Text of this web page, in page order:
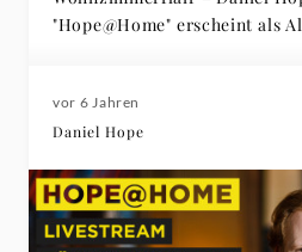
"Hope@Home" erscheint als
vor 6 Jahren
Daniel Hope